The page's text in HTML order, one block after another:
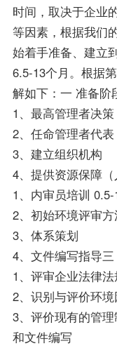
时间，取决于企业
等因素，根据我们
始着手准备、建立
6.5-13个月。根据
解如下：一 准备阶
1、最高管理者决
2、任命管理者代表
3、建立组织机构
4、提供资源保障
1、内审员培训 0.5-
2、初始环境评审
3、体系策划
4、文件编写指导
1、评审企业法律
2、识别与评价环
3、评价现有的管
和文件编写